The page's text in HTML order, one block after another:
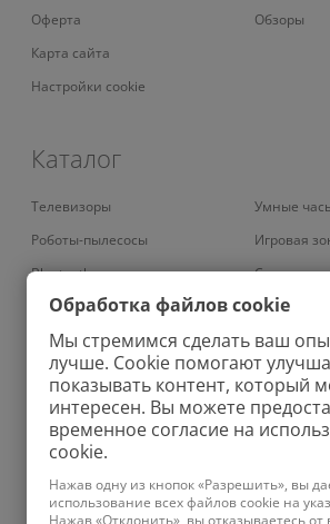
Оферта
Карта сайта
Настройки cookie
Обзоры
Каталог
Телевизоры
Роботы-пылесосы
Bluetooth наушники
Умные кондиционеры
Вертикальные пылесосы
Колонки
Проекторы
Роботы-мойщики окон
Планшеты
Умные
Игровая
Смарт-
Умный дом
Аудио
Зарядные
Бритвы
Ноутбуки
Обработка файлов cookie
Мы стремимся сделать ваш
лучше. Cookie помогают
показывать контент, который
интересен. Вы можете
временное согласие на
cookie.
Нажав одну из кнопок «Разрешить», вы
использование всех файлов cookie на
Нажав «Отклонить», вы отказываетесь от